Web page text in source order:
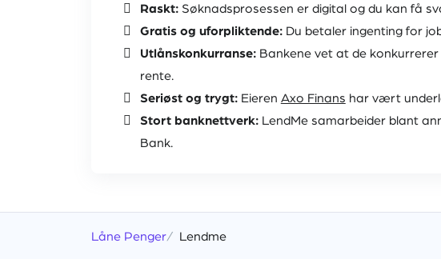
Raskt:Søknadsprosessen er digital og du kan få
Gratis og uforpliktende:Du betaler ingenting for
Utlånskonkurranse:Bankene vet at de
rente.
Seriøst og trygt:Eieren Axo Finans har vært
Stort banknettverk: LendMe samarbeider blant
Bank.
Låne Penger Lendme